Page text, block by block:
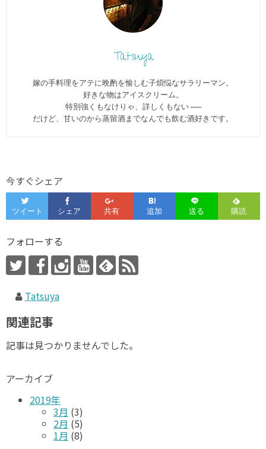
Tatsuya
嫁の手料理をアテに晩酌を愉しむ子煩悩なサラリーマン。
好きな物はアイスクリーム。
特別強くもなけりゃ、詳しくもない ──
だけど、甘いのから蒸留酒までなんでも飲む酒好きです。
今すぐシェア
フォローする
Tatsuya
関連記事
記事は見つかりませんでした。
アーカイブ
2019年
3月 (3)
2月 (5)
1月 (8)